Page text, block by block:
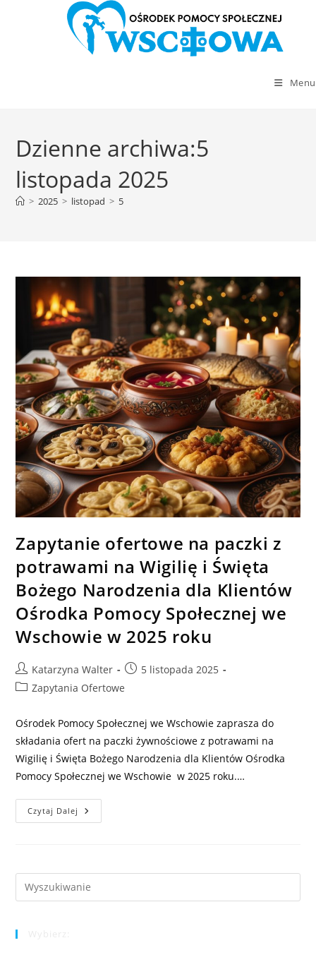
content
Menu
Dzienne archiwa:5
listopada 2025
> 2025 > listopad > 5
Zapytanie ofertowe na paczki z
potrawami na Wigilię i Święta
Bożego Narodzenia dla Klientów
Ośrodka Pomocy Społecznej we
Wschowie w 2025 roku
Post
author:
Katarzyna Walter
Post5 listopada 2025
PostZapytania Ofertowe
Ośrodek Pomocy Społecznej we Wschowie zaprasza do
składania ofert na paczki żywnościowe z potrawami na
Wigilię i Święta Bożego Narodzenia dla Klientów Ośrodka
Pomocy Społecznej we Wschowie w 2025 roku.…
Czytaj Dalej Zapytanie
Ofertowe
I
Święta